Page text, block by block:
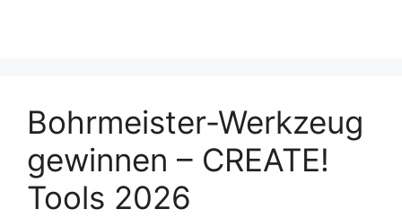
Bohrmeister-Werkzeug
gewinnen – CREATE!
Tools 2026